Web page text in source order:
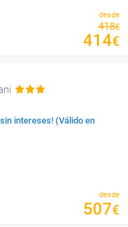
desde
418€
414€
intereses! (Válido en
desde
507€